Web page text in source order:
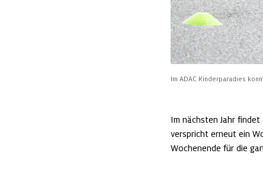
Im ADAC Kinderparadies
Im nächsten Jahr
verspricht erneut ein
Wochenende für die